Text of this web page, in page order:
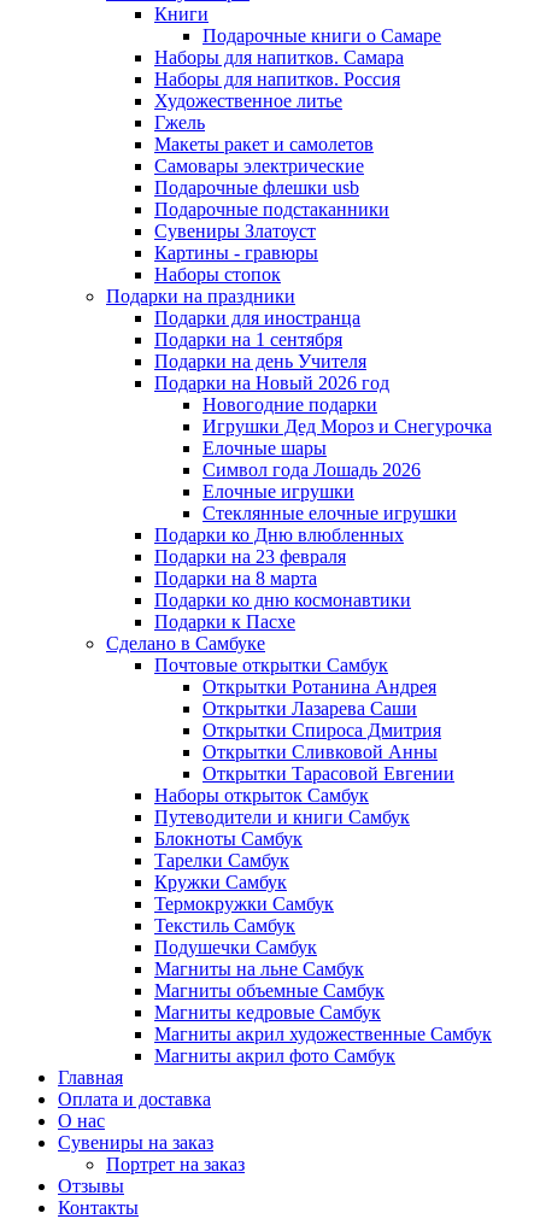
Книги
Подарочные книги о Самаре
Наборы для напитков. Самара
Наборы для напитков. Россия
Художественное литье
Гжель
Макеты ракет и самолетов
Самовары электрические
Подарочные флешки usb
Подарочные подстаканники
Сувениры Златоуст
Картины - гравюры
Наборы стопок
Подарки на праздники
Подарки для иностранца
Подарки на 1 сентября
Подарки на день Учителя
Подарки на Новый 2026 год
Новогодние подарки
Игрушки Дед Мороз и Снегурочка
Елочные шары
Символ года Лошадь 2026
Елочные игрушки
Стеклянные елочные игрушки
Подарки ко Дню влюбленных
Подарки на 23 февраля
Подарки на 8 марта
Подарки ко дню космонавтики
Подарки к Пасхе
Сделано в Самбуке
Почтовые открытки Самбук
Открытки Ротанина Андрея
Открытки Лазарева Саши
Открытки Спироса Дмитрия
Открытки Сливковой Анны
Открытки Тарасовой Евгении
Наборы открыток Самбук
Путеводители и книги Самбук
Блокноты Самбук
Тарелки Самбук
Кружки Самбук
Термокружки Самбук
Текстиль Самбук
Подушечки Самбук
Магниты на льне Самбук
Магниты объемные Самбук
Магниты кедровые Самбук
Магниты акрил художественные Самбук
Магниты акрил фото Самбук
Главная
Оплата и доставка
О нас
Сувениры на заказ
Портрет на заказ
Отзывы
Контакты